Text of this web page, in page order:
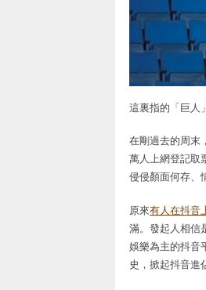
這裏指的「巨人
在剛過去的周末
萬人上網登記取
侵侵顏面何存、
原來有人在抖音
滿。發起人相信
娛樂為主的抖音
史，掀起抖音進